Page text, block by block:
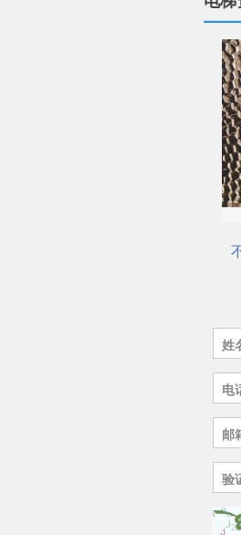
不锈钢电梯装潢，你真的选对了
姓
电
邮
验